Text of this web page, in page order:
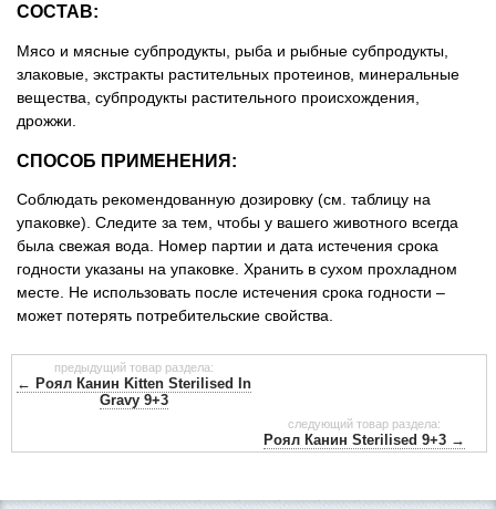
СОСТАВ:
Мясо и мясные субпродукты, рыба и рыбные субпродукты,
злаковые, экстракты растительных протеинов, минеральные
вещества, субпродукты растительного происхождения,
дрожжи.
СПОСОБ ПРИМЕНЕНИЯ:
Соблюдать рекомендованную дозировку (см. таблицу на
упаковке). Следите за тем, чтобы у вашего животного всегда
была свежая вода. Номер партии и дата истечения срока
годности указаны на упаковке. Хранить в сухом прохладном
месте. Не использовать после истечения срока годности –
может потерять потребительские свойства.
предыдущий товар раздела:
← Роял Канин Kitten Sterilised In
Gravy 9+3
следующий товар раздела:
Роял Канин Sterilised 9+3 →